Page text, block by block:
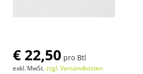
€ 22,50 pro Btl
exkl. MwSt.zzgl. Versandkosten